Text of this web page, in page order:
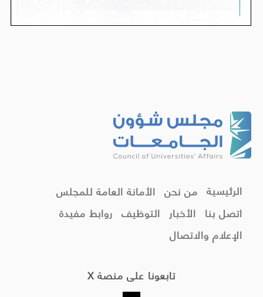
الرئيسية من نحن الأمانة العامة للمجلس
اتصل بنا الأخبار التوظيف روابط مفيدة
الإعلام والاتصال
تابعونا على منصة X